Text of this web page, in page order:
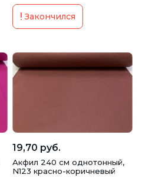
Закончился
19,70 руб.
Акфил 240 см однотонный,
N123 красно-коричневый